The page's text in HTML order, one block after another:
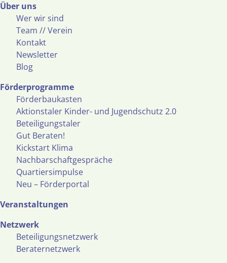
Über uns
Wer wir sind
Team // Verein
Kontakt
Newsletter
Blog
Förderprogramme
Förderbaukasten
Aktionstaler Kinder- und Jugendschutz 2.0
Beteiligungstaler
Gut Beraten!
Kickstart Klima
Nachbarschaftgespräche
Quartiersimpulse
Neu – Förderportal
Veranstaltungen
Netzwerk
Beteiligungsnetzwerk
Beraternetzwerk